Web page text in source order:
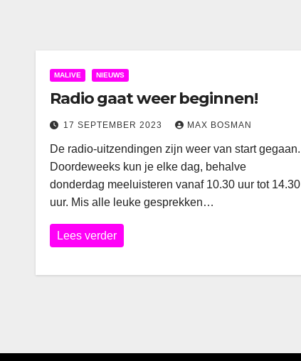
MALIVE NIEUWS
Radio gaat weer beginnen!
17 SEPTEMBER 2023 MAX BOSMAN
De radio-uitzendingen zijn weer van start gegaan.
Doordeweeks kun je elke dag, behalve
donderdag meeluisteren vanaf 10.30 uur tot 14.30
uur. Mis alle leuke gesprekken…
Lees verder